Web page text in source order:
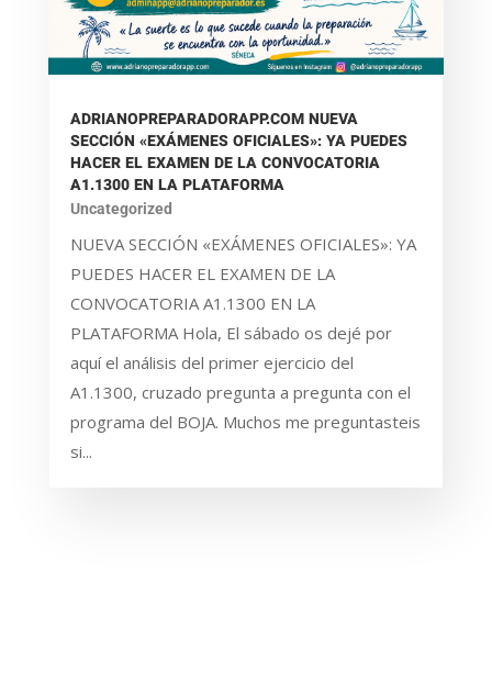
ADRIANOPREPARADORAPP.COM NUEVA
SECCIÓN «EXÁMENES OFICIALES»: YA PUEDES
HACER EL EXAMEN DE LA CONVOCATORIA
A1.1300 EN LA PLATAFORMA
Uncategorized
NUEVA SECCIÓN «EXÁMENES OFICIALES»: YA
PUEDES HACER EL EXAMEN DE LA
CONVOCATORIA A1.1300 EN LA
PLATAFORMA Hola, El sábado os dejé por
aquí el análisis del primer ejercicio del
A1.1300, cruzado pregunta a pregunta con el
programa del BOJA. Muchos me preguntasteis
si...